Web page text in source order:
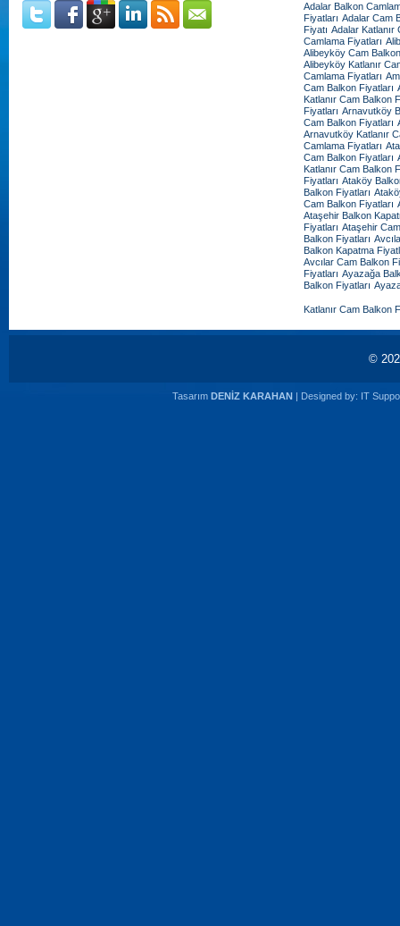
Adalar Balkon
Fiyatları Adalar Cam
Fiyatı Adalar Katlanır
Camlama Fiyatları
Alibeyköy Cam
Alibeyköy Katlanır
Camlama Fiyatları
Cam Balkon Fiyatları
Katlanır Cam Balkon
Fiyatları Arnavutköy
Cam Balkon Fiyatları
Arnavutköy Katlanır
Camlama Fiyatları
Cam Balkon Fiyatları
Katlanır Cam Balkon
Fiyatları Ataköy
Balkon Fiyatları
Cam Balkon Fiyatları
Ataşehir Balkon
Fiyatları Ataşehir
Balkon Fiyatları
Balkon Kapatma
Avcılar Cam Balkon
Fiyatları Ayazağa
Balkon Fiyatları
Katlanır Cam Balkon
©
Tasarım DENİZ KARAHAN| Designed by: IT